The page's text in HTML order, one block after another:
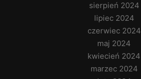
sierpień 2024
lipiec 2024
czerwiec 2024
maj 2024
kwiecień 2024
marzec 2024